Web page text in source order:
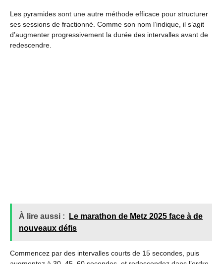
Les pyramides sont une autre méthode efficace pour structurer
ses sessions de fractionné. Comme son nom l’indique, il s’agit
d’augmenter progressivement la durée des intervalles avant de
redescendre.
À lire aussi :
Le marathon de Metz 2025 face à de
nouveaux défis
Commencez par des intervalles courts de 15 secondes, puis